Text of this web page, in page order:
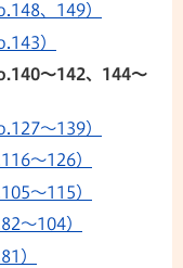
、149）
）
〜142、144～
〜139）
〜126）
〜115）
〜104）
）